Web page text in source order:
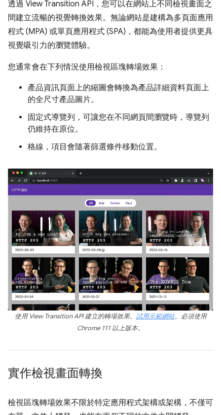
透過 View Transition API，您可以在網站上不同檢視畫面之
間建立流暢的視覺轉換效果。無論網站是建構為多頁面應用
程式 (MPA) 或單頁應用程式 (SPA)，都能為使用者提供更具
視覺吸引力的瀏覽體驗。
您通常會在下列情況使用檢視區塊轉場效果：
產品資訊頁面上的縮圖會轉換為產品詳細資料頁面上
的全尺寸產品圖片。
固定式導覽列，可讓您在不同網頁間瀏覽時，導覽列
仍維持在原位。
格線，項目會隨著篩選條件移動位置。
使用 View Transition API 建立的轉場效果。 試用示範網站。必須使用
Chrome 111 以上版本。
實作檢視畫面轉換
檢視區塊轉場效果不限於特定應用程式架構或架構，不僅可